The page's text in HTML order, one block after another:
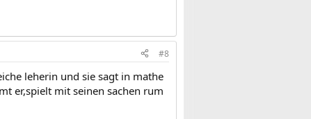
#8
leherin und sie sagt in mathe
er,spielt mit seinen sachen rum